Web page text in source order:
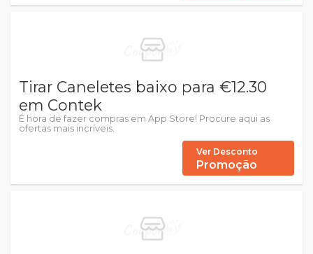
Tirar Caneletes baixo para €12.30
em Contek
É hora de fazer compras em App Store! Procure aqui as
ofertas mais incríveis.
Ver Desconto
Promoção